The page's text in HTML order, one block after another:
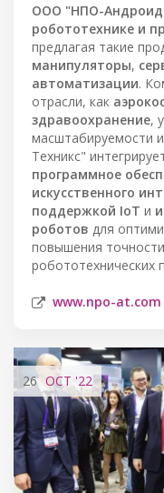
ООО "НПО-Андроид
робототехнике и
предлагая такие
манипуляторы,
автоматизации.
отрасли, как
здравоохранение,
масштабируемости
Техникс"
программное
искусственного
поддержкой IoT и
роботов для
повышения
робототехнических
www.npo-at.com
26 OCT '22